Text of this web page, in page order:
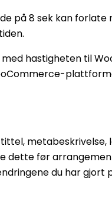
på 8 sek kan
hastigheten til
metabeskrivelse,
dette før
du har gjort